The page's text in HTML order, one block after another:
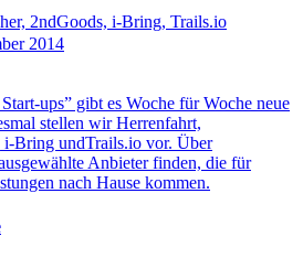
2014
ups” gibt es Woche für Woche neue
stellen wir Herrenfahrt,
i-Bring undTrails.io vor. Über
Anbieter finden, die für
nach Hause kommen.